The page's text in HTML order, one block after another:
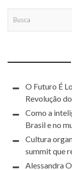
O Futuro É
Revolução
Como a
Brasil e no
Cultura
summit que
Alessandra